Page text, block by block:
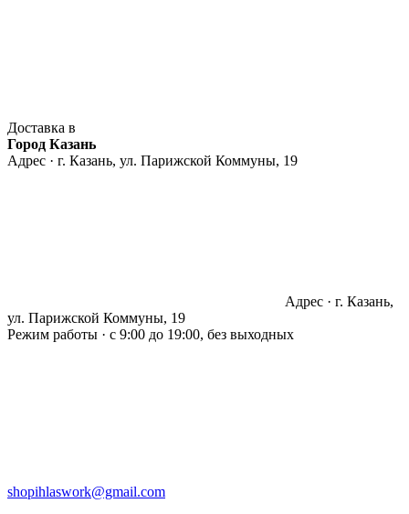
Доставка в
Город Казань
Адрес · г. Казань, ул. Парижской Коммуны, 19
Адрес · г. Казань,
ул. Парижской Коммуны, 19
Режим работы · с 9:00 до 19:00, без выходных
shopihlaswork@gmail.com